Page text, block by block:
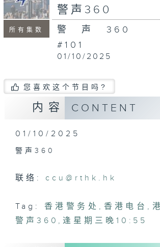
所有集数
警声360
警声360
#101
01/10/2025
您喜欢这个节目吗?
内容 CONTENT
01/10/2025
警声360
联络: ccu@rthk.hk
Tag: 香港警务处 , 香港电台 ,
警声360 ,逢星期三晚10:55